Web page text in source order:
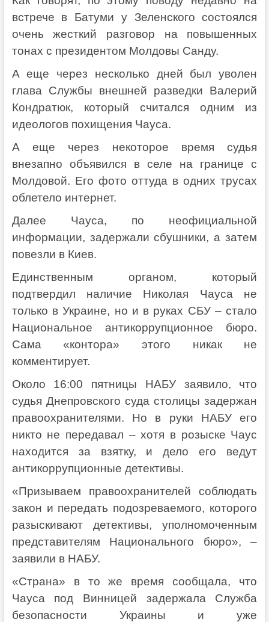
встрече в Батуми у Зеленского состоялся
очень жесткий разговор на повышенных
тонах с президентом Молдовы Санду.
А еще через несколько дней был уволен
глава Службы внешней разведки Валерий
Кондратюк, который считался одним из
идеологов похищения Чауса.
А еще через некоторое время судья
внезапно объявился в селе на границе с
Молдовой. Его фото оттуда в одних трусах
облетело интернет.
Далее Чауса, по неофициальной
информации, задержали сбушники, а затем
повезли в Киев.
Единственным органом, который
подтвердил наличие Николая Чауса не
только в Украине, но и в руках СБУ – стало
Национальное антикоррупционное бюро.
Сама «контора» этого никак не
комментирует.
Около 16:00 пятницы НАБУ заявило, что
судья Днепровского суда столицы задержан
правоохранителями. Но в руки НАБУ его
никто не передавал – хотя в розыске Чаус
находится за взятку, и дело его ведут
антикоррупционные детективы.
«Призываем правоохранителей соблюдать
закон и передать подозреваемого, которого
разыскивают детективы, уполномоченным
представителям Национального бюро», –
заявили в НАБУ.
«Страна» в то же время сообщала, что
Чауса под Винницей задержала Служба
безопасности Украины и уже